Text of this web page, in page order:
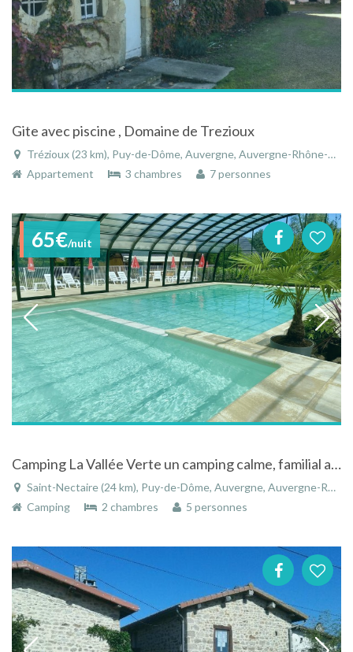
Gite avec piscine , Domaine de Trezioux
Trézioux (23 km), Puy-de-Dôme, Auvergne, Auvergne-Rhône-Alpes, France
Appartement
3 chambres 7 personnes
65€/nuit
Camping La Vallée Verte un camping calme, familial agréable de nature !
Saint-Nectaire (24 km), Puy-de-Dôme, Auvergne, Auvergne-Rhône-Alpes, France
Camping
2 chambres 5 personnes